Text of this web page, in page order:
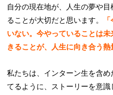
自分の現在地が、人生の夢や
ることが大切だと思います。
いない。今やっていることは
きることが、人生に向き合う熱
私たちは、インターン生を含
てるように、ストーリーを意